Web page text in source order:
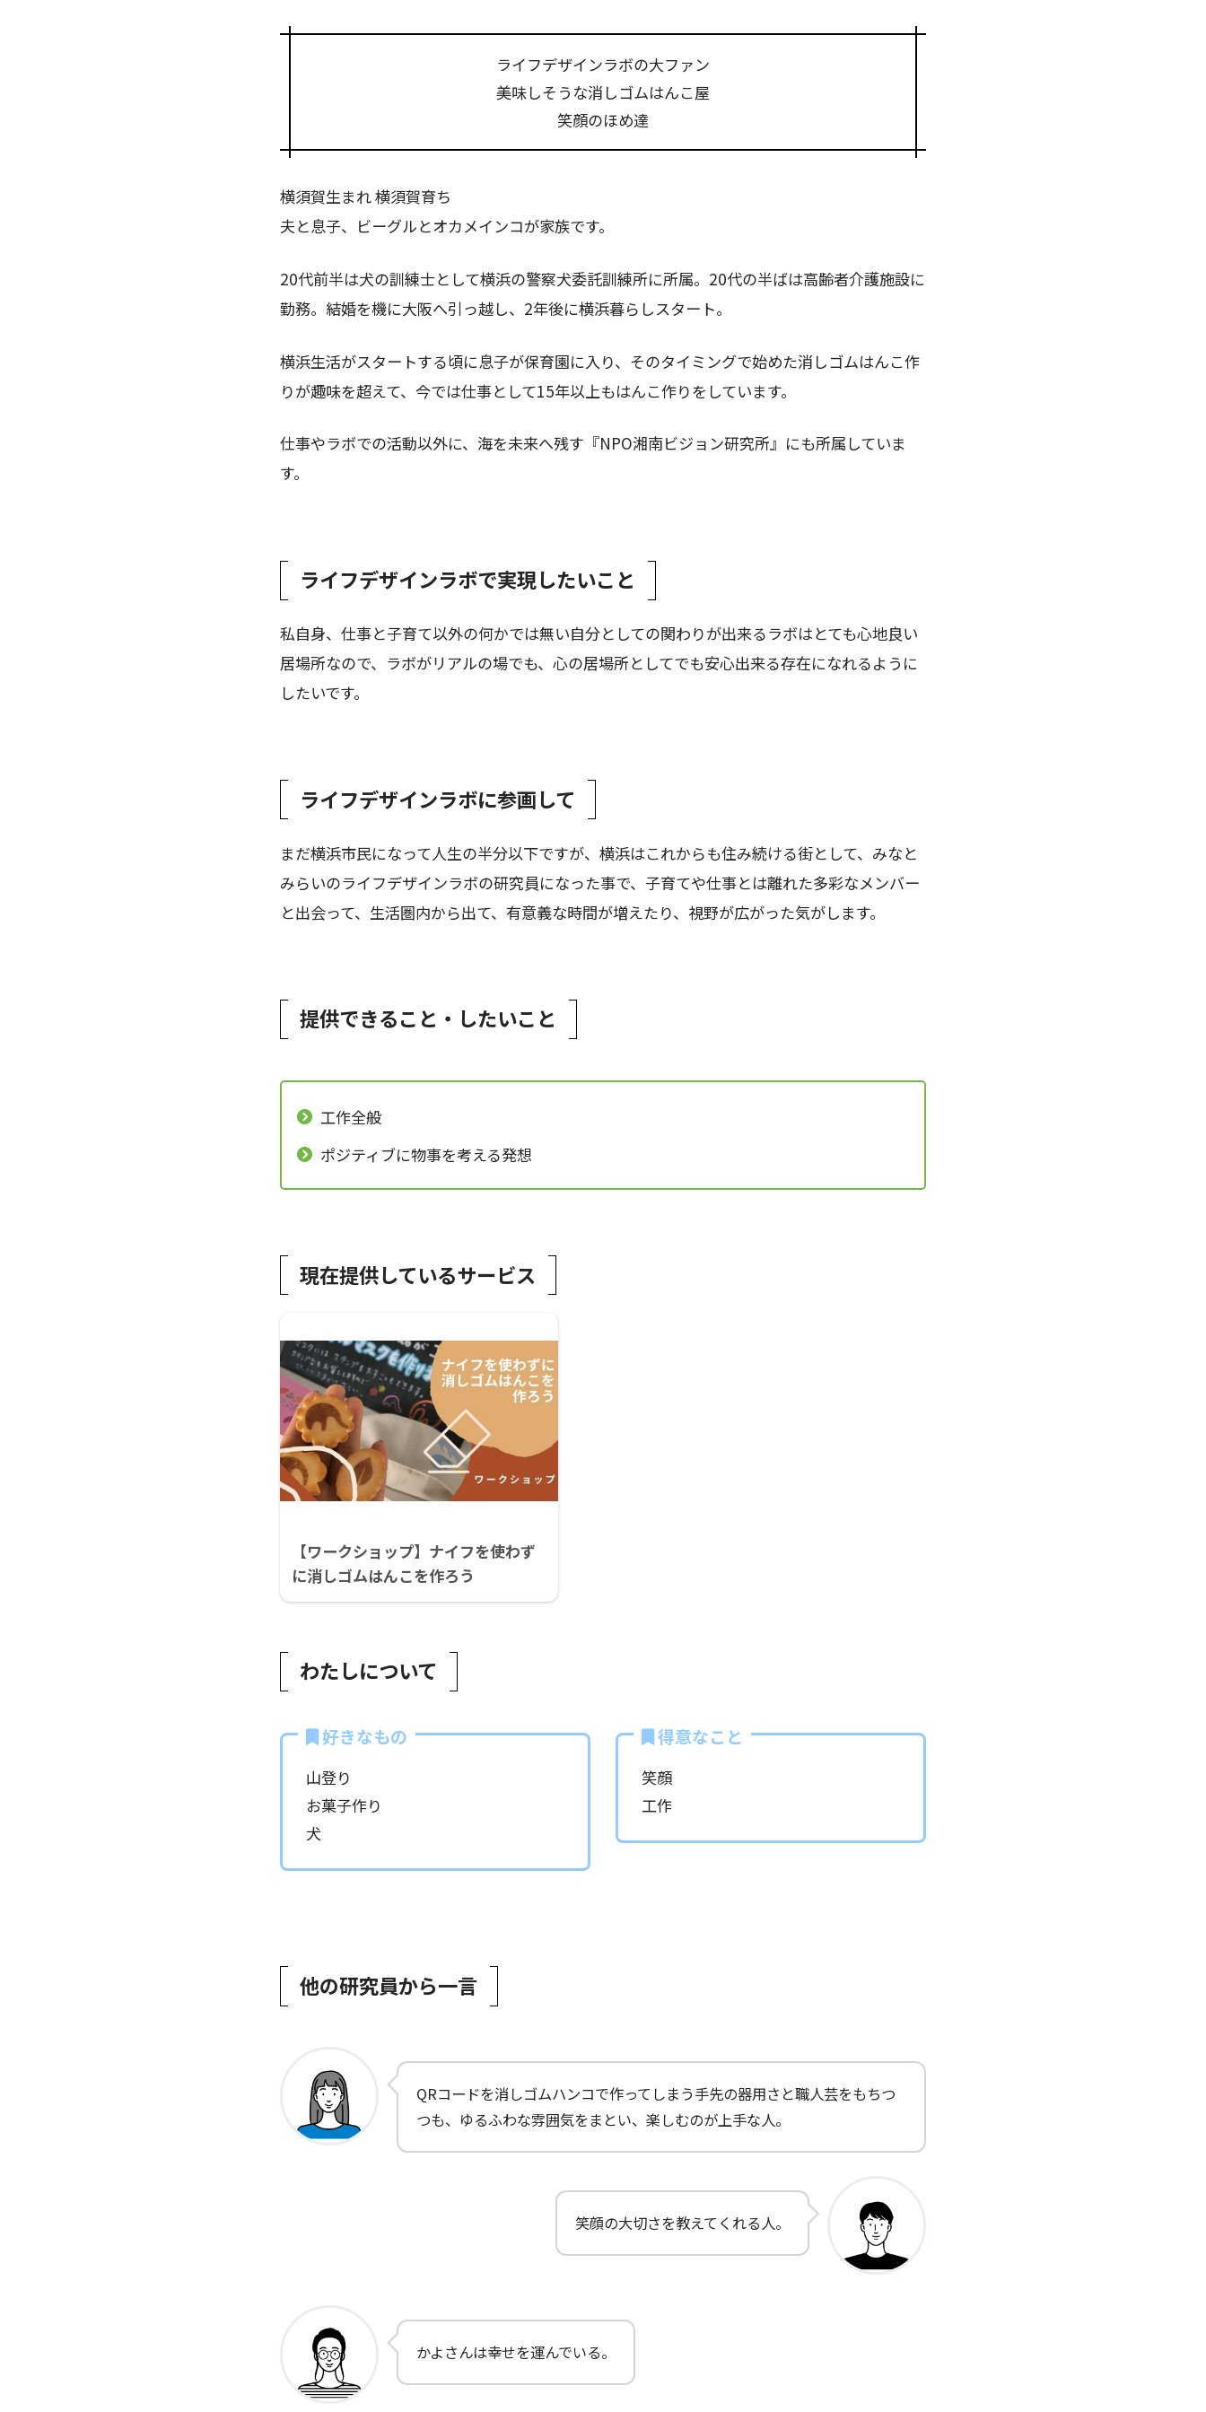
ライフデザインラボの大ファン
美味しそうな消しゴムはんこ屋
笑顔のほめ達
横須賀生まれ 横須賀育ち
夫と息子、ビーグルとオカメインコが家族です。
20代前半は犬の訓練士として横浜の警察犬委託訓練所に所属。20代の半ばは高齢者介護施設に
勤務。結婚を機に大阪へ引っ越し、2年後に横浜暮らしスタート。
横浜生活がスタートする頃に息子が保育園に入り、そのタイミングで始めた消しゴムはんこ作
りが趣味を超えて、今では仕事として15年以上もはんこ作りをしています。
仕事やラボでの活動以外に、海を未来へ残す『NPO湘南ビジョン研究所』にも所属していま
す。
ライフデザインラボで実現したいこと
私自身、仕事と子育て以外の何かでは無い自分としての関わりが出来るラボはとても心地良い
居場所なので、ラボがリアルの場でも、心の居場所としてでも安心出来る存在になれるように
したいです。
ライフデザインラボに参画して
まだ横浜市民になって人生の半分以下ですが、横浜はこれからも住み続ける街として、みなと
みらいのライフデザインラボの研究員になった事で、子育てや仕事とは離れた多彩なメンバー
と出会って、生活圏内から出て、有意義な時間が増えたり、視野が広がった気がします。
提供できること・したいこと
工作全般
ポジティブに物事を考える発想
現在提供しているサービス
【ワークショップ】ナイフを使わず
に消しゴムはんこを作ろう
わたしについて
好きなもの
山登り
お菓子作り
犬
得意なこと
笑顔
工作
他の研究員から一言
QRコードを消しゴムハンコで作ってしまう手先の器用さと職人芸をもちつ
つも、ゆるふわな雰囲気をまとい、楽しむのが上手な人。
笑顔の大切さを教えてくれる人。
かよさんは幸せを運んでいる。